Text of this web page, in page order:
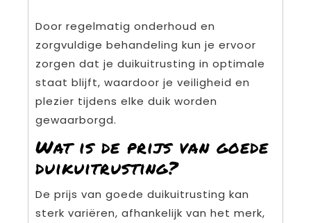
Door regelmatig onderhoud en
zorgvuldige behandeling kun je ervoor
zorgen dat je duikuitrusting in optimale
staat blijft, waardoor je veiligheid en
plezier tijdens elke duik worden
gewaarborgd.
Wat is de prijs van goede
duikuitrusting?
De prijs van goede duikuitrusting kan
sterk variëren, afhankelijk van het merk,